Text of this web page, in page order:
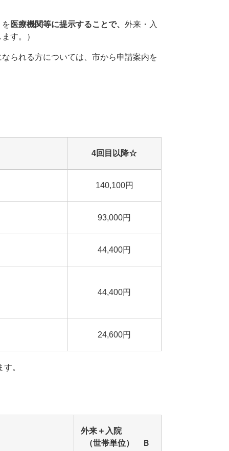
を 医療機関等に提示することで、 外来・入
す。）
られる方については、市から申請案内を
4回目以降☆
140,100円
93,000円
44,400円
44,400円
24,600円
。
外来＋入院
（世帯単位） Ｂ